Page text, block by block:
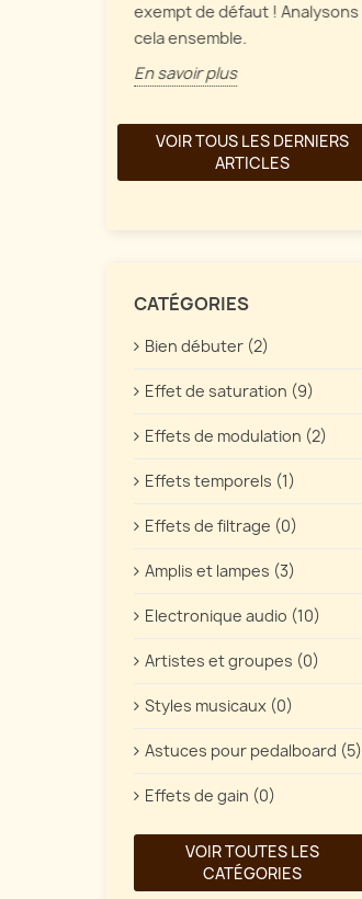
exempt de défaut ! Analysons
cela ensemble.
En savoir plus
VOIR TOUS LES DERNIERS
ARTICLES
CATÉGORIES
Bien débuter (2)
Effet de saturation (9)
Effets de modulation (2)
Effets temporels (1)
Effets de filtrage (0)
Amplis et lampes (3)
Electronique audio (10)
Artistes et groupes (0)
Styles musicaux (0)
Astuces pour pedalboard (5)
Effets de gain (0)
VOIR TOUTES LES
CATÉGORIES